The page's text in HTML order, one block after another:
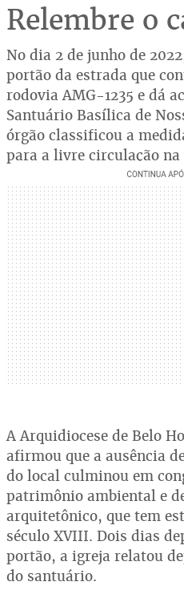
Relembre o
No dia 2 de junho de
portão da estrada que
rodovia AMG-1235 e dá
Santuário Basílica de
órgão classificou a
para a livre circulação
A Arquidiocese de Belo
afirmou que a ausência
do local culminou em
patrimônio ambiental e
arquitetônico, que tem
século XVIII. Dois dias
portão, a igreja relatou
do santuário.